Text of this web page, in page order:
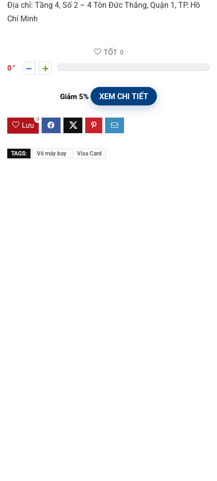
​Địa chỉ: Tầng 4, Số 2 – 4 Tôn Đức Thắng, Quận 1, TP. Hồ
Chí Minh
TỐT 0
0
Giảm 5% XEM CHI TIẾT
Lưu
0
TAGS: Vé máy bay Visa Card